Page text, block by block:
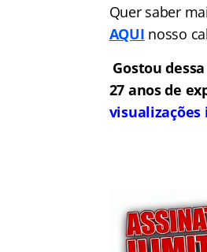
Quer saber
AQUI nosso
Gostou
27 anos de